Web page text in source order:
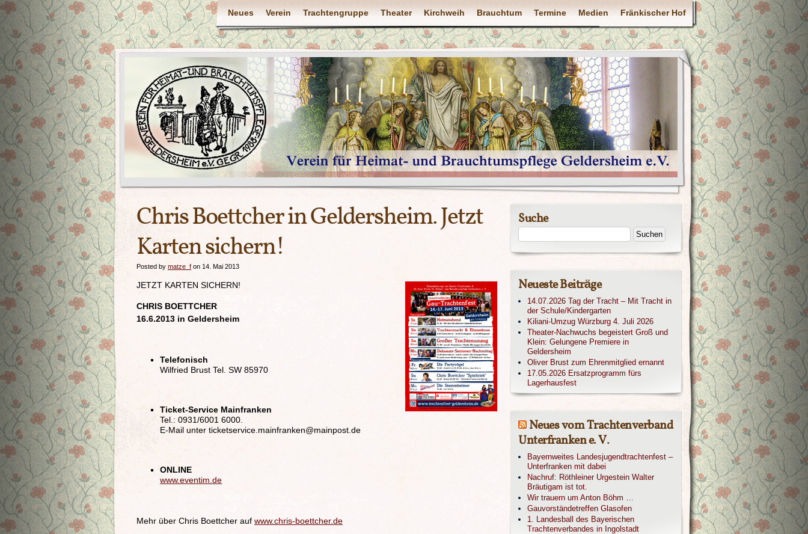
Neues Verein Trachtengruppe Theater Kirchweih Brauchtum Termine Medien Fränkischer Hof
Chris Boettcher in Geldersheim. Jetzt
Karten sichern!
Posted by matze_f on 14. Mai 2013
JETZT KARTEN SICHERN!
CHRIS BOETTCHER
16.6.2013 in Geldersheim
Telefonisch
Wilfried Brust Tel. SW 85970
Ticket-Service Mainfranken
Tel.: 0931/6001 6000.
E-Mail unter ticketservice.mainfranken@mainpost.de
ONLINE
www.eventim.de
Mehr über Chris Boettcher auf www.chris-boettcher.de
Suche
Neueste Beiträge
14.07.2026 Tag der Tracht – Mit Tracht in
der Schule/Kindergarten
Kiliani-Umzug Würzburg 4. Juli 2026
Theater-Nachwuchs begeistert Groß und
Klein: Gelungene Premiere in
Geldersheim
Oliver Brust zum Ehrenmitglied ernannt
17.05.2026 Ersatzprogramm fürs
Lagerhausfest
Neues vom Trachtenverband
Unterfranken e. V.
Bayernweites Landesjugendtrachtenfest –
Unterfranken mit dabei
Nachruf: Röthleiner Urgestein Walter
Bräutigam ist tot.
Wir trauern um Anton Böhm …
Gauvorständetreffen Glasofen
1. Landesball des Bayerischen
Trachtenverbandes in Ingolstadt